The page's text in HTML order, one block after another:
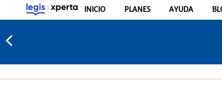
INICIO PLANES AYUDA